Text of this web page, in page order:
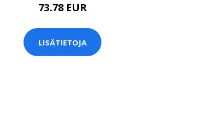
73.78 EUR
LISÄTIETOJA